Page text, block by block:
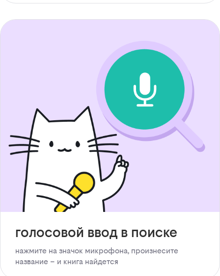
голосовой ввод в поиске
нажмите на значок микрофона, произнесите
название – и книга найдется